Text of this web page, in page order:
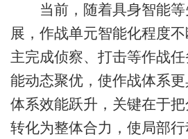
当前，随着具身智能等
展，作战单元智能化程度
主完成侦察、打击等作战
能动态聚优，使作战体系
体系效能跃升，关键在于
转化为整体合力，使局部